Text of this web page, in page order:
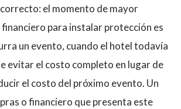
el momento de mayor
para instalar protección es
un evento, cuando el hotel todavía
evitar el costo completo en lugar de
el costo del próximo evento. Un
o financiero que presenta este